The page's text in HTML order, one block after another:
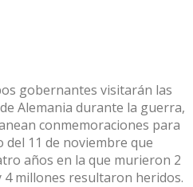
gobernantes visitarán las
Alemania durante la guerra,
conmemoraciones para
11 de noviembre que
años en la que murieron 2
4 millones resultaron heridos.